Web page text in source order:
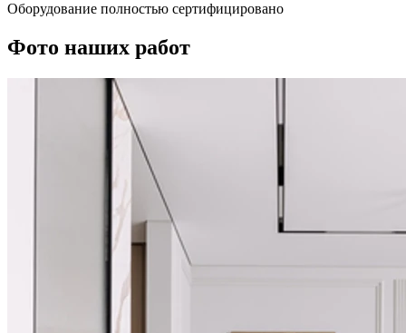
Оборудование полностью сертифицировано
Фото наших работ